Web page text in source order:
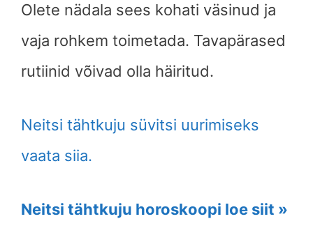
Olete nädala sees kohati väsinud ja
vaja rohkem toimetada. Tavapärased
rutiinid võivad olla häiritud.
Neitsi tähtkuju süvitsi uurimiseks
vaata siia.
Neitsi tähtkuju horoskoopi loe siit »